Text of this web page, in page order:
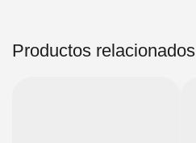
Productos relacionados